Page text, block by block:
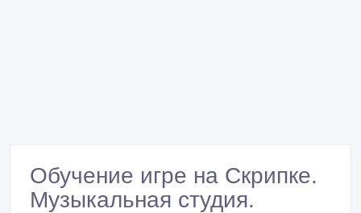
Обучение игре на Скрипке.
Музыкальная студия.